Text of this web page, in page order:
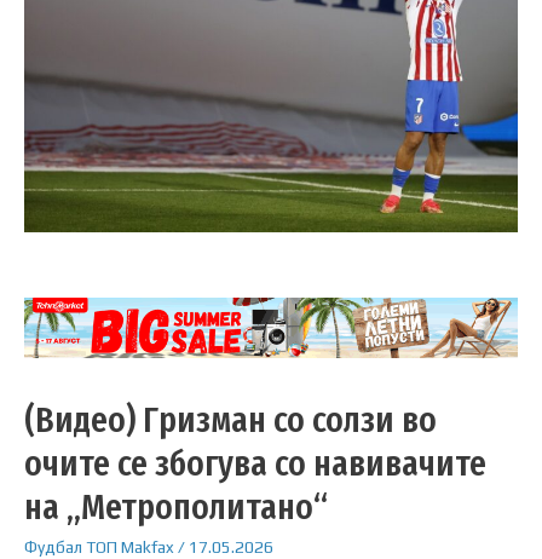
(Видео) Гризман со солзи во
очите се збогува со навивачите
на „Метрополитано“
Фудбал ТОП Makfax / 17.05.2026